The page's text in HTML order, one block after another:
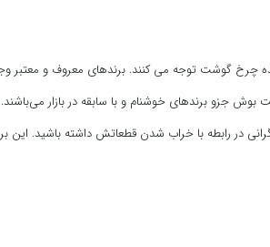
گوشت توجه می کنند. برندهای معروف و معتبر
جزو برندهای خوشنام و با سابقه در بازار
در رابطه با خراب شدن قطعاتش داشته باشید. این